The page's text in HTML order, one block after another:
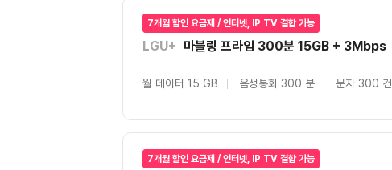
7개월 할인 요금제 / 인터넷, IP TV 결합 가능
LGU+ 마블링 프라임 300분 15GB + 3Mbps
월 데이터 15 GB 음성통화 300 분 문자 300 건
7개월 할인 요금제 / 인터넷, IP TV 결합 가능